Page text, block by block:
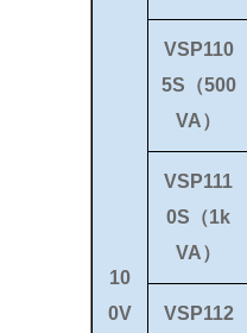
10
0V
VSP110
5S（500
VA）
VSP111
0S（1k
VA）
VSP112